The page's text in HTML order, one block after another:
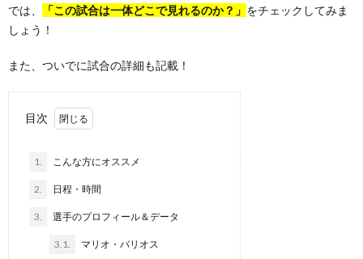
では、 「この試合は一体どこで見れるのか？」 をチェックしてみま
しょう！
また、ついでに試合の詳細も記載！
目次
1. こんな方にオススメ
2. 日程・時間
3. 選手のプロフィール＆データ
3.1. マリオ・バリオス